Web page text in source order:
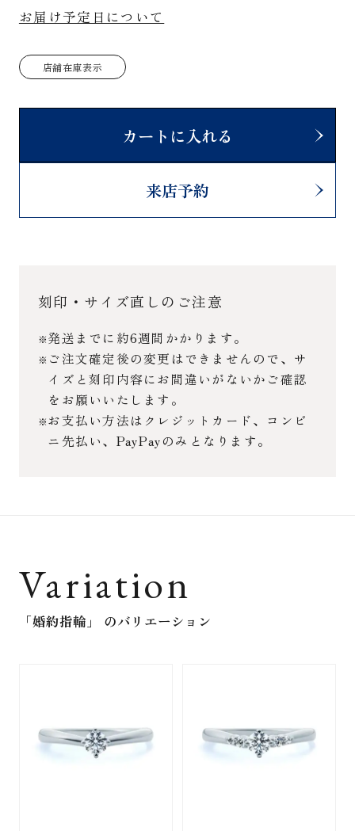
お届け予定日について
店舗在庫表示
カートに入れる
来店予約
刻印・サイズ直しのご注意
発送までに約6週間かかります。
ご注文確定後の変更はできませんので、サ
イズと刻印内容にお間違いがないかご確認
をお願いいたします。
お支払い方法はクレジットカード、コンビ
ニ先払い、PayPayのみとなります。
Variation
「婚約指輪」 のバリエーション